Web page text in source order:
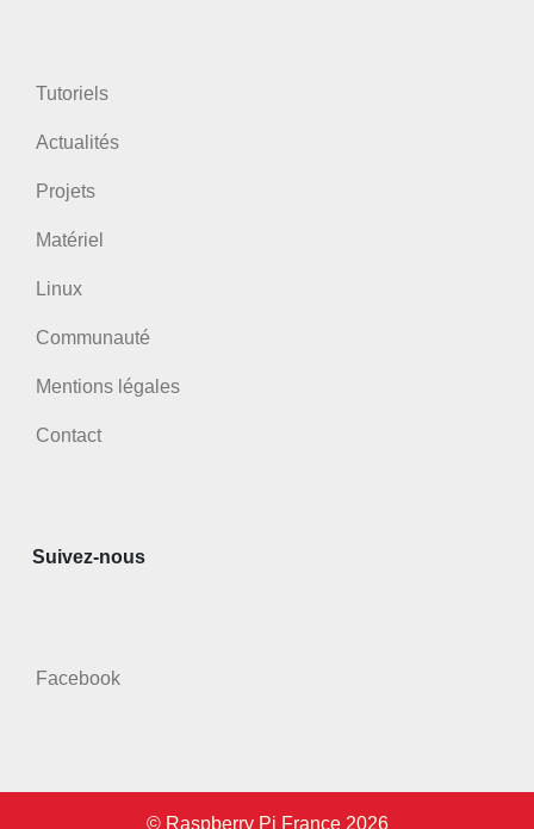
Tutoriels
Actualités
Projets
Matériel
Linux
Communauté
Mentions légales
Contact
Suivez-nous
Facebook
© Raspberry Pi France 2026